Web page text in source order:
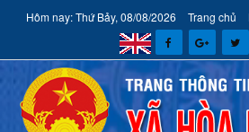
Hôm nay: Thứ Bảy, 08/08/2026 Trang chủ